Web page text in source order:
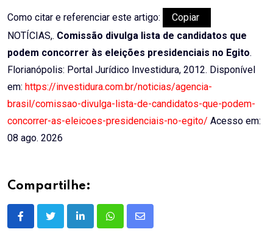
Como citar e referenciar este artigo:
Copiar
NOTÍCIAS,. Comissão divulga lista de candidatos que
podem concorrer às eleições presidenciais no Egito.
Florianópolis: Portal Jurídico Investidura, 2012. Disponível
em: https://investidura.com.br/noticias/agencia-
brasil/comissao-divulga-lista-de-candidatos-que-podem-
concorrer-as-eleicoes-presidenciais-no-egito/ Acesso em:
08 ago. 2026
Compartilhe:
LinkedInWhatsappShare